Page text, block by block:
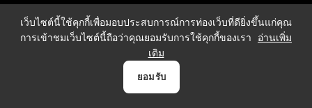
เว็บไซต์นี้ใช้คุกกี้เพื่อมอบประสบการณ์การท่องเว็บที่ดียิ่งขึ้นแก่คุณ
การเข้าชมเว็บไซต์นี้ถือว่าคุณยอมรับการใช้คุกกี้ของเรา
อ่านเพิ่ม
เติม
ยอมรับ